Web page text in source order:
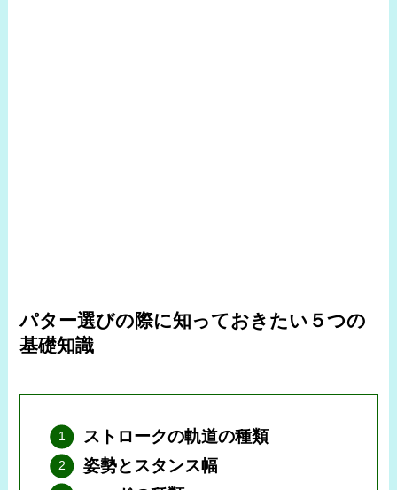
パター選びの際に知っておきたい５つの
基礎知識
ストロークの軌道の種類
姿勢とスタンス幅